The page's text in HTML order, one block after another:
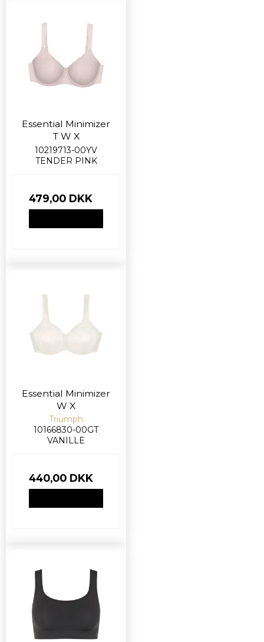
Essential Minimizer
T W X
10219713-00YV
TENDER PINK
479,00 DKK
Essential Minimizer
W X
Triumph
10166830-00GT
VANILLE
440,00 DKK